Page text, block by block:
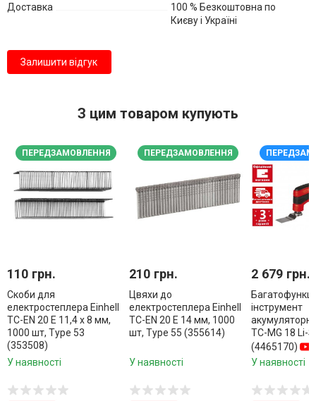
Доставка
100 % Безкоштовна по
Києву і Україні
Залишити відгук
З цим товаром купують
ПЕРЕДЗАМОВЛЕННЯ
110 грн.
Скоби для
електростеплера Einhell
TC-EN 20 E 11,4 х 8 мм,
1000 шт, Type 53
(353508)
У наявності
ПЕРЕДЗАМОВЛЕННЯ
210 грн.
Цвяхи до
електростеплера Einhell
TC-EN 20 E 14 мм, 1000
шт, Type 55 (355614)
У наявності
2 679 грн.
інструмент
TC-MG 18 Li-
(4465170)
У наявності